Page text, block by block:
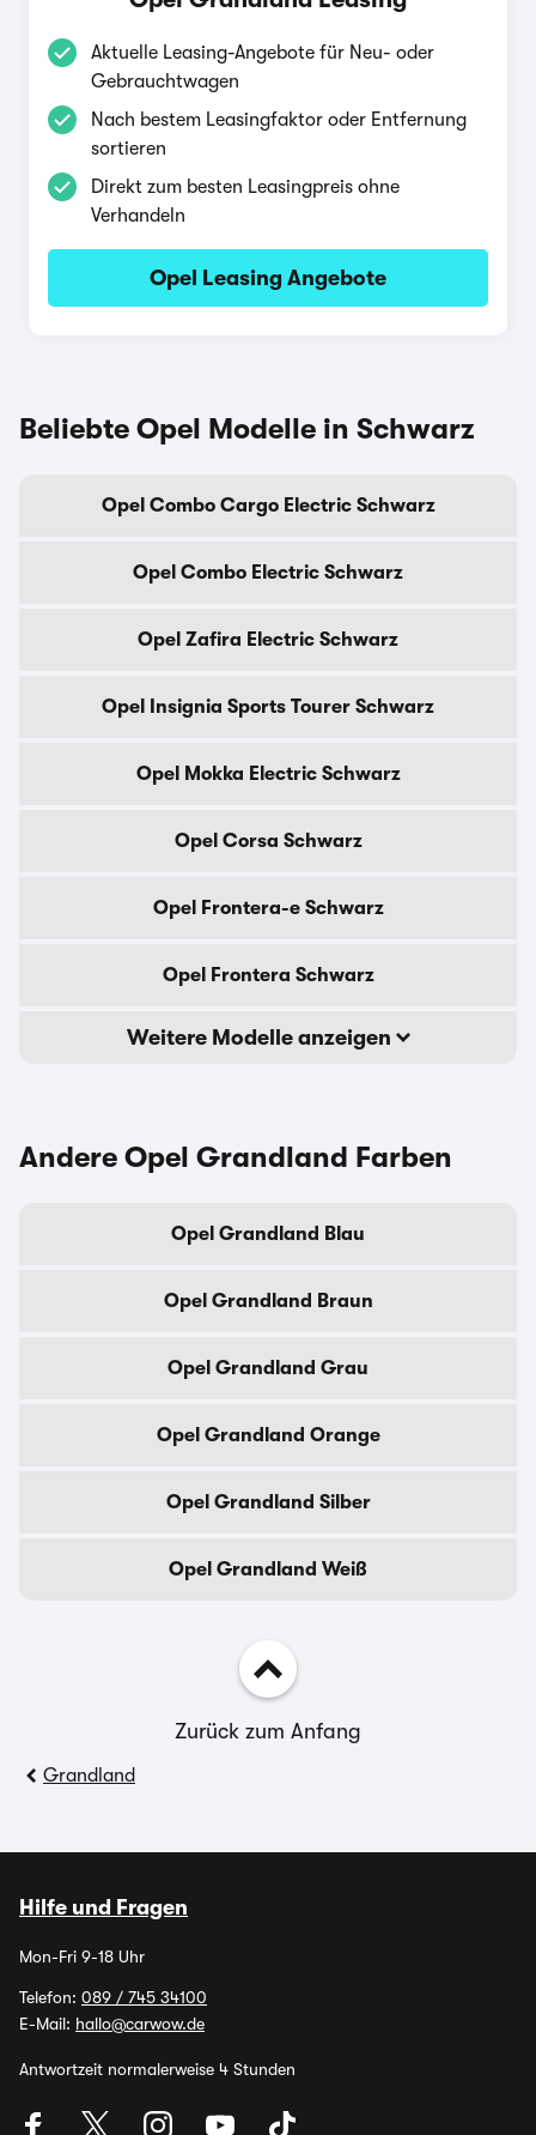
Aktuelle Leasing-Angebote für Neu- oder
Gebrauchtwagen
Nach bestem Leasingfaktor oder Entfernung
sortieren
Direkt zum besten Leasingpreis ohne
Verhandeln
Opel Leasing Angebote
Beliebte Opel Modelle in Schwarz
Opel Combo Cargo Electric Schwarz
Opel Combo Electric Schwarz
Opel Zafira Electric Schwarz
Opel Insignia Sports Tourer Schwarz
Opel Mokka Electric Schwarz
Opel Corsa Schwarz
Opel Frontera-e Schwarz
Opel Frontera Schwarz
Weitere Modelle anzeigen
Andere Opel Grandland Farben
Opel Grandland Blau
Opel Grandland Braun
Opel Grandland Grau
Opel Grandland Orange
Opel Grandland Silber
Opel Grandland Weiß
Zurück zum Anfang
Grandland
Hilfe und Fragen
Mon-Fri 9-18 Uhr
Telefon: 089 / 745 34100
E-Mail: hallo@carwow.de
Antwortzeit normalerweise 4 Stunden